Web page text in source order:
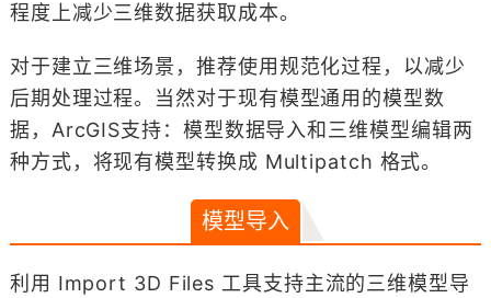
程度上减少三维数据获取成本。
对于建立三维场景，推荐使用规范化过程，以减少
后期处理过程。当然对于现有模型通用的模型数
据，ArcGIS支持：模型数据导入和三维模型编辑两
种方式，将现有模型转换成 Multipatch 格式。
模型导入
利用 Import 3D Files 工具支持主流的三维模型导